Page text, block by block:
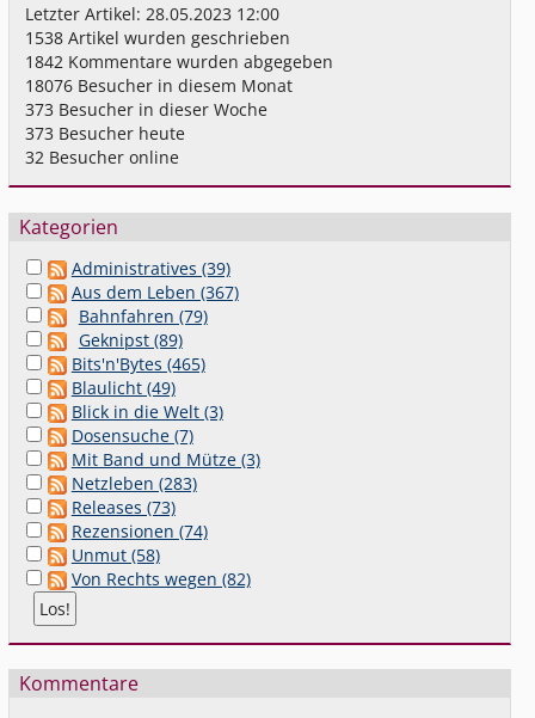
Letzter Artikel:28.05.2023 12:00
1538 Artikel wurden geschrieben
1842 Kommentare wurden abgegeben
18076 Besucher in diesem Monat
373 Besucher in dieser Woche
373 Besucher heute
32 Besucher online
Kategorien
Administratives (39)
Aus dem Leben (367)
Bahnfahren (79)
Geknipst (89)
Bits'n'Bytes (465)
Blaulicht (49)
Blick in die Welt (3)
Dosensuche (7)
Mit Band und Mütze (3)
Netzleben (283)
Releases (73)
Rezensionen (74)
Unmut (58)
Von Rechts wegen (82)
Kommentare